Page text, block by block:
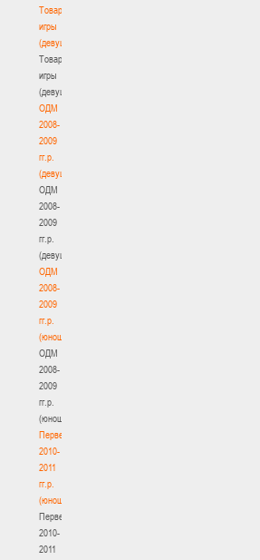
Товарищеские
игры
(девушки)
Товарищеские
игры
(девушки)
ОДМ
2008-
2009
гг.р.
(девушки)
ОДМ
2008-
2009
гг.р.
(девушки)
ОДМ
2008-
2009
гг.р.
(юноши)
ОДМ
2008-
2009
гг.р.
(юноши)
Первенство
2010-
2011
гг.р.
(юноши)
Первенство
2010-
2011